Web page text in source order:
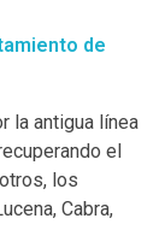
de
la antigua línea
el
los
Cabra,